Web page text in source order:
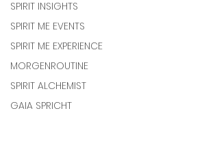
SPIRIT INSIGHTS
SPIRIT ME EVENTS
SPIRIT ME EXPERIENCE
MORGENROUTINE
SPIRIT ALCHEMIST
GAIA SPRICHT